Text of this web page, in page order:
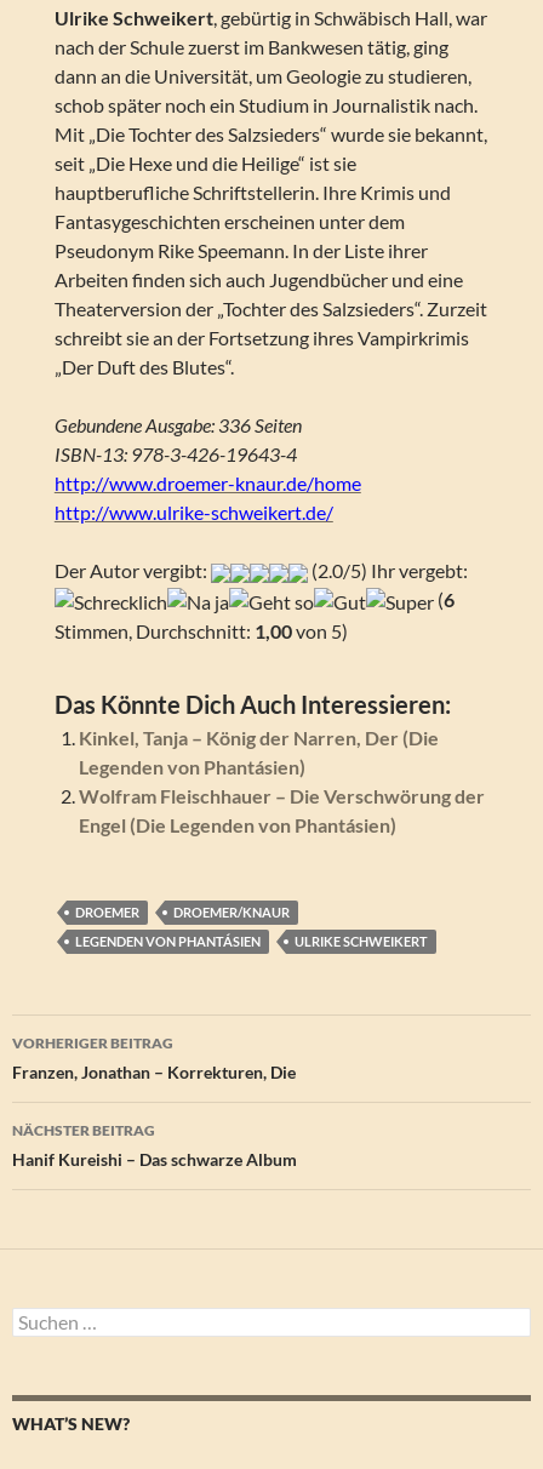
Ulrike Schweikert, gebürtig in Schwäbisch Hall, war
nach der Schule zuerst im Bankwesen tätig, ging
dann an die Universität, um Geologie zu studieren,
schob später noch ein Studium in Journalistik nach.
Mit „Die Tochter des Salzsieders“ wurde sie bekannt,
seit „Die Hexe und die Heilige“ ist sie
hauptberufliche Schriftstellerin. Ihre Krimis und
Fantasygeschichten erscheinen unter dem
Pseudonym Rike Speemann. In der Liste ihrer
Arbeiten finden sich auch Jugendbücher und eine
Theaterversion der „Tochter des Salzsieders“. Zurzeit
schreibt sie an der Fortsetzung ihres Vampirkrimis
„Der Duft des Blutes“.
Gebundene Ausgabe: 336 Seiten
ISBN-13: 978-3-426-19643-4
http://www.droemer-knaur.de/home
http://www.ulrike-schweikert.de/
Der Autor vergibt:
(2.0/5) Ihr vergebt:
(6
Stimmen, Durchschnitt: 1,00von 5)
Das Könnte Dich Auch Interessieren:
Kinkel, Tanja – König der Narren, Der (Die
Legenden von Phantásien)
Wolfram Fleischhauer – Die Verschwörung der
Engel (Die Legenden von Phantásien)
DROEMER
DROEMER/KNAUR
LEGENDEN VON PHANTÁSIEN
ULRIKE SCHWEIKERT
Beitragsnavigation
VORHERIGER BEITRAG
Franzen, Jonathan – Korrekturen, Die
NÄCHSTER BEITRAG
Hanif Kureishi – Das schwarze Album
Suchen
nach:
WHAT’S NEW?